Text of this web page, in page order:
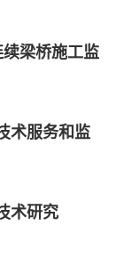
梁桥施工监
术服务和监
术研究